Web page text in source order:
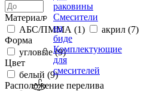
раковины
Смесители
на
биде
Комплектующие
для
смесителей
Материал
АБС/ПММА (1) акрил (7)
Форма
угловые (9)
Цвет
белый (9)
Расположение перелива